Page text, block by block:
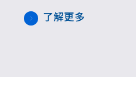
期將以參與臺北市勞動檢查
程的高風險作業勞工做為主
了解更多